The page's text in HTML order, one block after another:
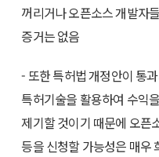
꺼리거나 오픈소스 개발자
증거는 없음
- 또한 특허법 개정안이 통
특허기술을 활용하여 수익
제기할 것이기 때문에 오픈
등을 신청할 가능성은 매우